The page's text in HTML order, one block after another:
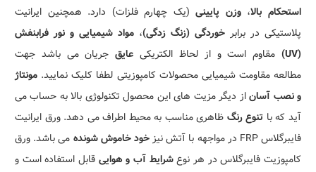
استحکام بالا،وزن پایینی(یک چهارم فلزات) دارد. همچنین ایرانیت
پلاستیکی در برابر خوردگی (زنگ زدگی)، مواد شیمیایی و نور فرابنفش
(UV)
مقاوم است و از لحاظ الکتریکی عایقجریان می باشد جهت
مطالعه مقاومت شیمیایی محصولات کامپوزیتی لطفا کلیک نمایید. مونتاژ
و نصب آساناز دیگر مزیت های این محصول تکنولوژی بالا به حساب می
آید که با تنوع رنگ ظاهری مناسب به محیط اطراف می دهد. ورق ایرانیت
فایبرگلاس FRP در مواجهه با آتش نیز
خود خاموش شونده می باشد. ورق
کامپوزیت فایبرگلاس در هر نوعشرایط آب و هوایی قابل استفاده است و